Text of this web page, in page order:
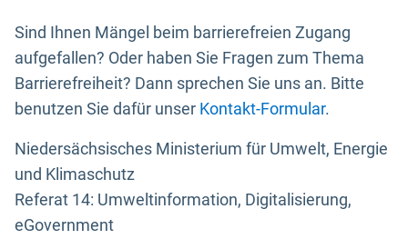
Sind Ihnen Mängel beim barrierefreien Zugang
aufgefallen? Oder haben Sie Fragen zum Thema
Barrierefreiheit? Dann sprechen Sie uns an. Bitte
benutzen Sie dafür unser Kontakt-Formular.
Niedersächsisches Ministerium für Umwelt, Energie
und Klimaschutz
Referat 14: Umweltinformation, Digitalisierung,
eGovernment